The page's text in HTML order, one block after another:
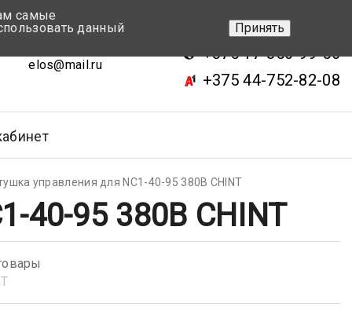
elos@mail.ru
+375 17-343-46-70
+375 17-350-99-56
+375 44-752-82-08
управления для NC1-40-95 380В CHINT
40-95 380В CHINT
самые
данный
Принять